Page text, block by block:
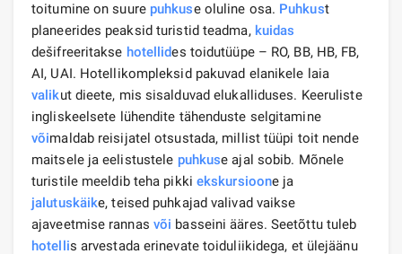
toitumine on suure puhkuse oluline osa. Puhkust
planeerides peaksid turistid teadma, kuidas
dešifreeritakse hotellides toidutüüpe – RO, BB, HB, FB,
AI, UAI. Hotellikompleksid pakuvad elanikele laia
valikut dieete, mis sisalduvad elukalliduses. Keeruliste
ingliskeelsete lühendite tähenduste selgitamine
võimaldab reisijatel otsustada, millist tüüpi toit nende
maitsele ja eelistustele puhkuse ajal sobib. Mõnele
turistile meeldib teha pikki ekskursioone ja
jalutuskäike, teised puhkajad valivad vaikse
ajaveetmise rannas või basseini ääres. Seetõttu tuleb
hotellis arvestada erinevate toiduliikidega, et ülejäänu